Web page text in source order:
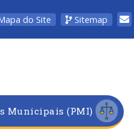
do Site Sitemap
Municipais (PMI)